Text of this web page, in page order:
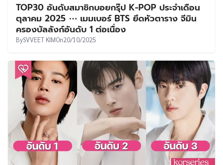
TOP30 อันดับสมาชิกบอยกรุ๊ป K-POP ประจำเดือน
ตุลาคม 2025 ⋯ เมมเบอร์ BTS ยึดหัวตาราง จีมิน
ครองบัลลังก์อันดับ 1 ต่อเนื่อง
BySVVEET KIMOn20/10/2025